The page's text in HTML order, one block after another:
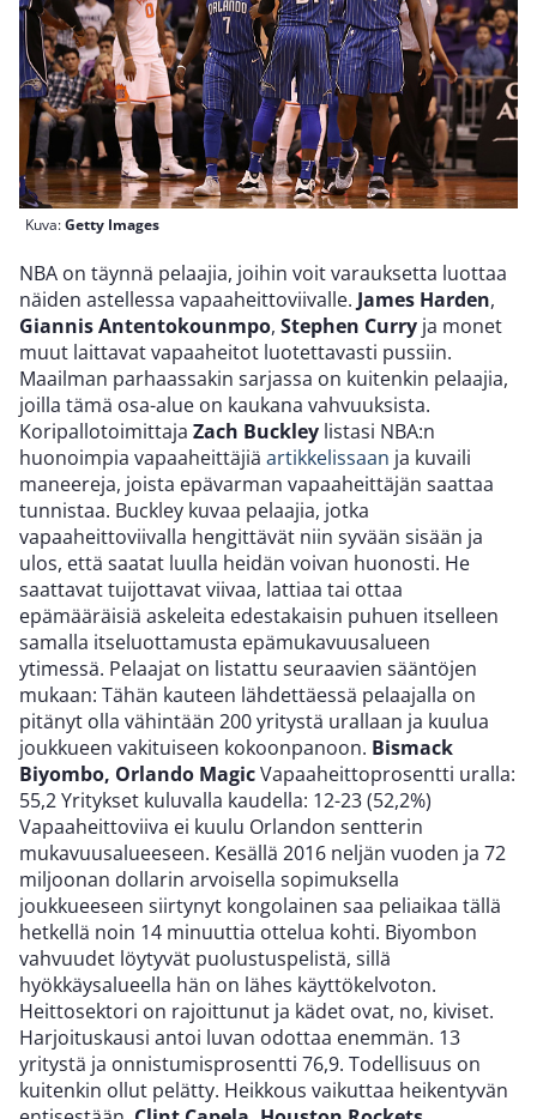
Kuva:Getty Images
NBA on täynnä pelaajia, joihin voit varauksetta luottaa
näiden astellessa vapaaheittoviivalle. James Harden,
Giannis Antentokounmpo, Stephen Curry ja monet
muut laittavat vapaaheitot luotettavasti pussiin.
Maailman parhaassakin sarjassa on kuitenkin pelaajia,
joilla tämä osa-alue on kaukana vahvuuksista.
Koripallotoimittaja Zach Buckley listasi NBA:n
huonoimpia vapaaheittäjiä artikkelissaan ja kuvaili
maneereja, joista epävarman vapaaheittäjän saattaa
tunnistaa. Buckley kuvaa pelaajia, jotka
vapaaheittoviivalla hengittävät niin syvään sisään ja
ulos, että saatat luulla heidän voivan huonosti. He
saattavat tuijottavat viivaa, lattiaa tai ottaa
epämääräisiä askeleita edestakaisin puhuen itselleen
samalla itseluottamusta epämukavuusalueen
ytimessä. Pelaajat on listattu seuraavien sääntöjen
mukaan: Tähän kauteen lähdettäessä pelaajalla on
pitänyt olla vähintään 200 yritystä urallaan ja kuulua
joukkueen vakituiseen kokoonpanoon. Bismack
Biyombo, Orlando MagicVapaaheittoprosentti uralla:
55,2 Yritykset kuluvalla kaudella: 12-23 (52,2%)
Vapaaheittoviiva ei kuulu Orlandon sentterin
mukavuusalueeseen. Kesällä 2016 neljän vuoden ja 72
miljoonan dollarin arvoisella sopimuksella
joukkueeseen siirtynyt kongolainen saa peliaikaa tällä
hetkellä noin 14 minuuttia ottelua kohti. Biyombon
vahvuudet löytyvät puolustuspelistä, sillä
hyökkäysalueella hän on lähes käyttökelvoton.
Heittosektori on rajoittunut ja kädet ovat, no, kiviset.
Harjoituskausi antoi luvan odottaa enemmän. 13
yritystä ja onnistumisprosentti 76,9. Todellisuus on
kuitenkin ollut pelätty. Heikkous vaikuttaa heikentyvän